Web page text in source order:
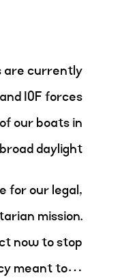
are currently
IOF forces
our boats in
broad daylight.
for our legal,
mission.
now to stop
meant to…